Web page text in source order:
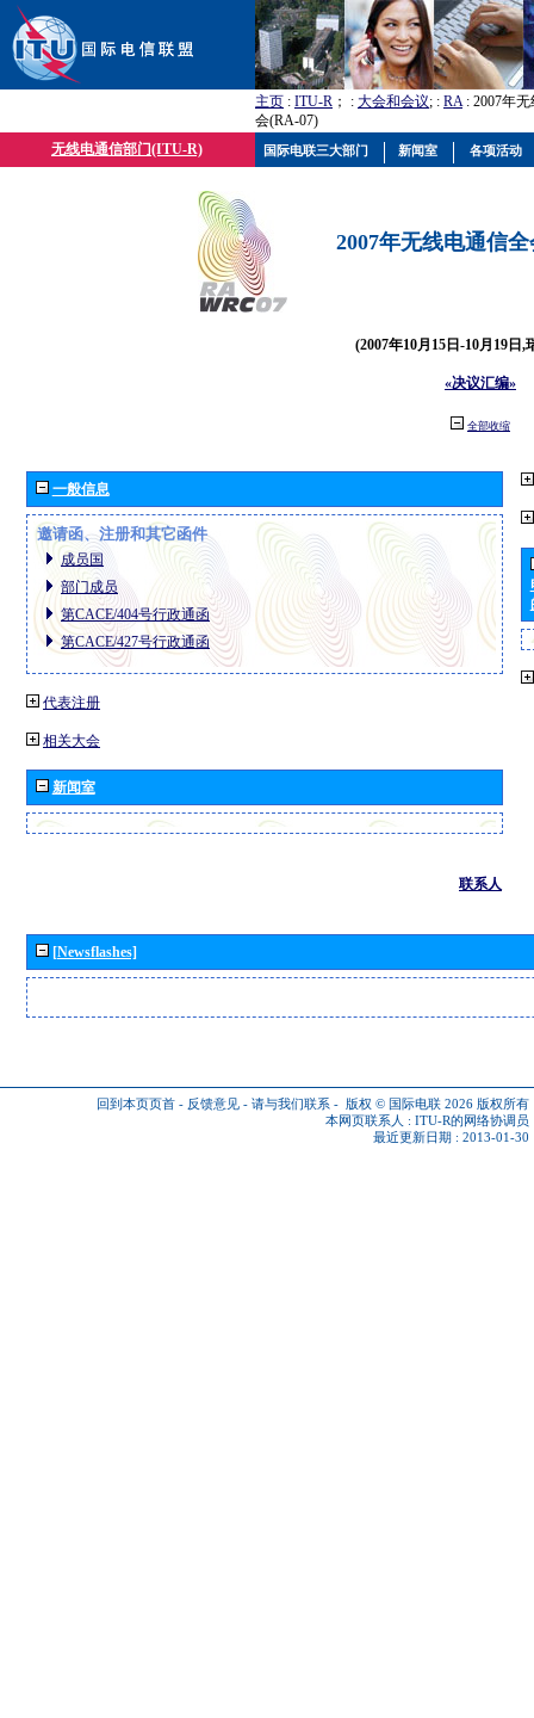
主页 : ITU-R ； : 大会和会议; : RA: 2007年
会(RA-07)
无线电通信部门(ITU-R)
2007年无线电通信
(2007年10月15日-10月19日,
«决议汇编»
全部收缩
一般信息
邀请函、注册和其它函件
成员国
部门成员
第CACE/404号行政通函
第CACE/427号行政通函
代表注册
相关大会
新闻室
联系人
[Newsflashes]
回到本页页首 - 反馈意见 - 请与我们联系 - 版权 © 国际电联 2026 版权所有
本网页联系人 : ITU-R的网络协调员
最近更新日期 : 2013-01-30
国际电联三大部门 新闻室 各项活动